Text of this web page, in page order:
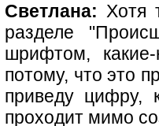
Светлана: Хотя
разделе
шрифтом,
потому, что это
приведу цифру,
проходит мимо